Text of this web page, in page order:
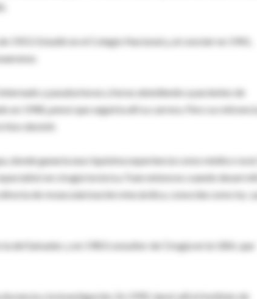
1923. Estudió en el Colegio Nacional y, al concluir en 1941,
y pasaba horas y horas atendiendo a pacientes de
en 1948, pensó que seguiría allí su carrera. Pero su reticencia
desistir.
donde ganaría una riquísima experiencia como médico rural.
en cirugía torácica. Fuen entonces cuando
de revascularización miocárdica, conocida como by-
del Salvador, y en 1983 consultor de Cirugía en la UBA, que
y la investigación. En 1992, lanzó allí el Instituto de